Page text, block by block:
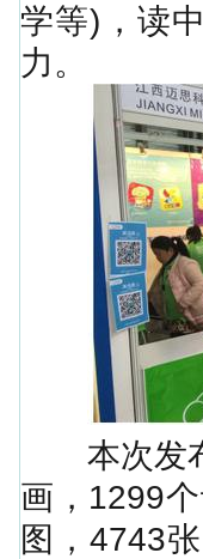
学等)，读
力。
本次发布
画，1299
图，4743